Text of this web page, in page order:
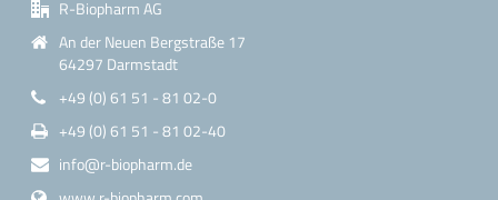
R-Biopharm AG
An der Neuen Bergstraße 17
64297 Darmstadt
+49 (0) 61 51 - 81 02-0
+49 (0) 61 51 - 81 02-40
info@r-biopharm.de